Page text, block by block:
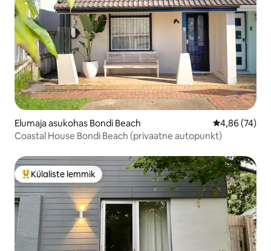
Elumaja asukohas Bondi Beach Keskmine
4,86 (74)
Coastal House Bondi Beach (privaatne autopunkt)
Külaliste suur lemmik
Külaliste lemmik